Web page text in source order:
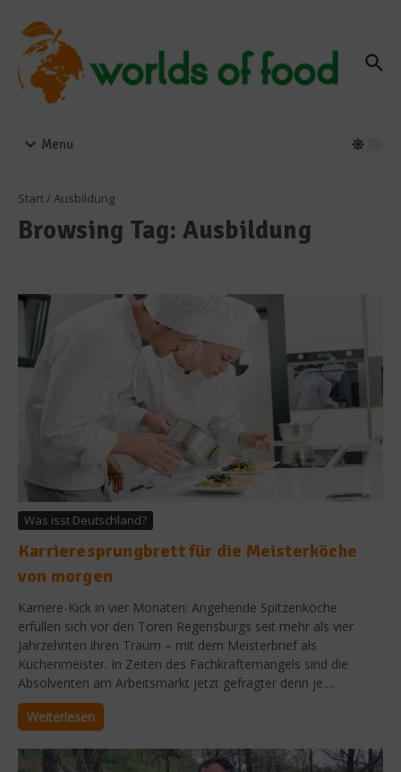
Menu
Start/ Ausbildung
Browsing Tag: Ausbildung
Was isst Deutschland?
Karrieresprungbrett für die Meisterköche
von morgen
Karriere-Kick in vier Monaten: Angehende Spitzenköche
erfüllen sich vor den Toren Regensburgs seit mehr als vier
Jahrzehnten ihren Traum – mit dem Meisterbrief als
Küchenmeister. In Zeiten des Fachkräftemangels sind die
Absolventen am Arbeitsmarkt jetzt gefragter denn je....
Weiterlesen